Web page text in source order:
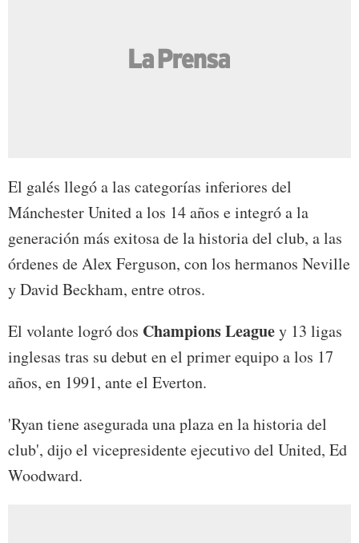
El galés llegó a las categorías inferiores del
Mánchester United a los 14 años e integró a la
generación más exitosa de la historia del club, a las
órdenes de Alex Ferguson, con los hermanos Neville
y David Beckham, entre otros.
El volante logró dos Champions Leaguey 13 ligas
inglesas tras su debut en el primer equipo a los 17
años, en 1991, ante el Everton.
'Ryan tiene asegurada una plaza en la historia del
club', dijo el vicepresidente ejecutivo del United, Ed
Woodward.